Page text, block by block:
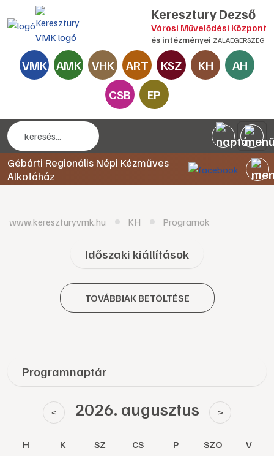
Keresztury Dezső
Városi Művelődési Központ
és intézményei ZALAEGERSZEG
VMK AMK VHK ART KSZ KH
AH
CSB
EP
Gébárti Regionális Népi Kézműves
Alkotóház
www.kereszturyvmk.hu KH Programok
Időszaki kiállítások
TOVÁBBIAK BETÖLTÉSE
Programnaptár
< 2026. augusztus >
H K SZ CS P SZO V